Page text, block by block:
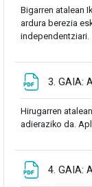
Bigarren atalean
ardura berezia
independentziari.
3. GAIA:
Hirugarren
adieraziko da.
4. GAIA: